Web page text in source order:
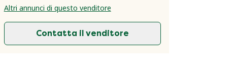
Altri annunci di questo venditore
Contatta il venditore